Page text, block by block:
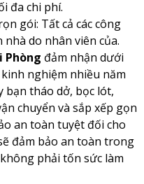
đa chi phí.
gói: Tất cả các công
do nhân viên của.
Phòng đảm nhận dưới
nghiệm nhiều năm
bạn tháo dở, bọc lót,
chuyển và sắp xếp gọn
an toàn tuyệt đối cho
đảm bảo an toàn trong
phải tốn sức làm